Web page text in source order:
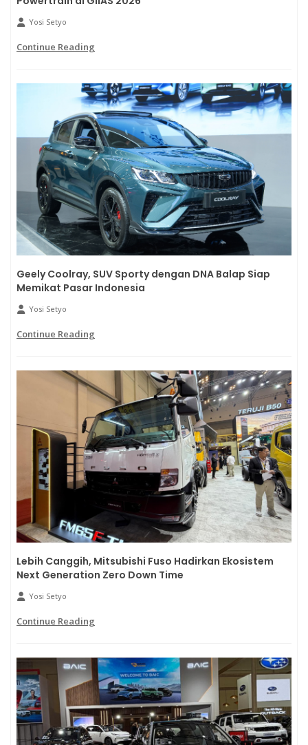
Yosi Setyo
Continue Reading
Geely Coolray, SUV Sporty dengan DNA Balap Siap
Memikat Pasar Indonesia
Yosi Setyo
Continue Reading
Lebih Canggih, Mitsubishi Fuso Hadirkan Ekosistem
Next Generation Zero Down Time
Yosi Setyo
Continue Reading